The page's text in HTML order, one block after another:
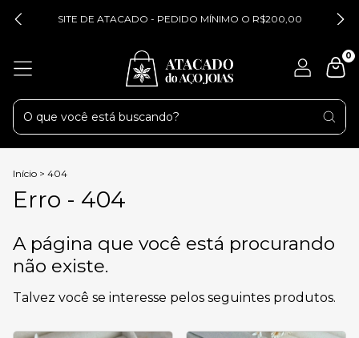
SITE DE ATACADO - PEDIDO MÍNIMO O R$200,00
0
Início > 404
Erro - 404
A página que você está procurando
não existe.
Talvez você se interesse pelos seguintes produtos.